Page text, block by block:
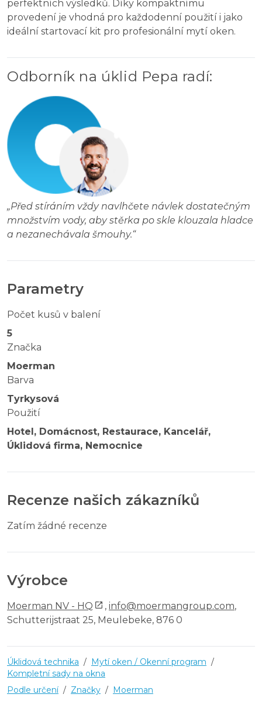
perfektních výsledků. Díky kompaktnímu
provedení je vhodná pro každodenní použití i jako
ideální startovací kit pro profesionální mytí oken.
Odborník na úklid Pepa radí:
„Před stíráním vždy navlhčete návlek dostatečným
množstvím vody, aby stěrka po skle klouzala hladce
a nezanechávala šmouhy.“
Parametry
Počet kusů v balení
5
Značka
Moerman
Barva
Tyrkysová
Použití
Hotel, Domácnost, Restaurace, Kancelář,
Úklidová firma, Nemocnice
Recenze našich zákazníků
Zatím žádné recenze
Výrobce
Moerman NV - HQ , info@moermangroup.com,
Schutterijstraat 25, Meulebeke, 876 0
Úklidová technika / Mytí oken / Okenní program /
Kompletní sady na okna
Podle určení / Značky / Moerman